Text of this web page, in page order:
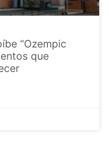
“Ozempic
que